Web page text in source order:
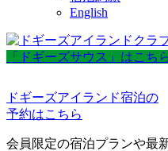
English
「ドギーズサウス」はこち
ドギーズアイランド宿泊の
予約はこちら
会員限定の宿泊プランや最